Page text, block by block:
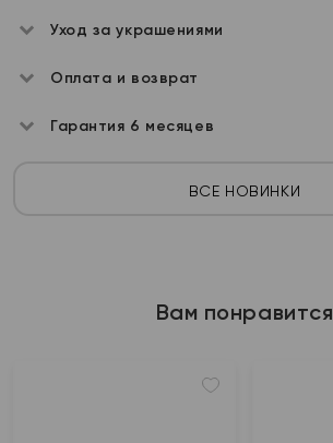
Уход за украшениями
Оплата и возврат
Гарантия 6 месяцев
ВСЕ НОВИНКИ
Вам понравится